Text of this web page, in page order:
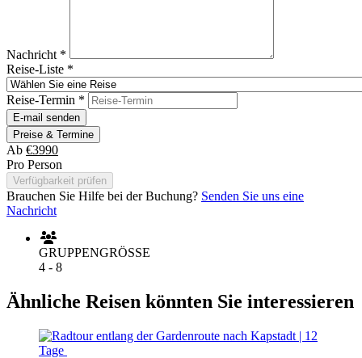
Nachricht *
Reise-Liste *
Reise-Termin *
E-mail senden
Preise & Termine
Ab €3990
Pro Person
Verfügbarkeit prüfen
Brauchen Sie Hilfe bei der Buchung? Senden Sie uns eine
Nachricht
GRUPPENGRÖSSE
4 - 8
Ähnliche Reisen könnten Sie interessieren